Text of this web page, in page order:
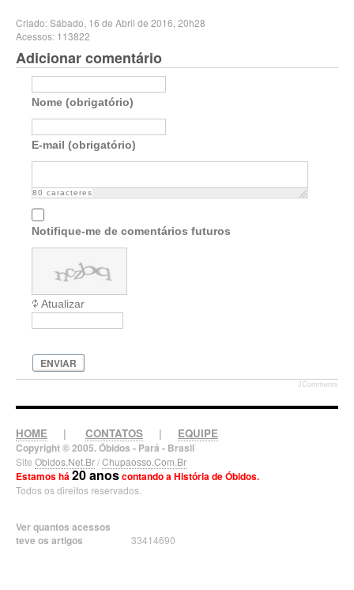
Criado: Sábado, 16 de Abril de 2016, 20h28
Acessos: 113822
Adicionar comentário
Nome (obrigatório)
E-mail (obrigatório)
80 caracteres
Notifique-me de comentários futuros
Atualizar
ENVIAR
JComments
HOME | CONTATOS | EQUIPE
Copyright © 2005. Óbidos - Pará - Brasil
Site Obidos.Net.Br/Chupaosso.Com.Br
Estamos há20 anoscontando a História de Óbidos.
Todos os direitos reservados.
Ver quantos acessos
teve os artigos
33414690